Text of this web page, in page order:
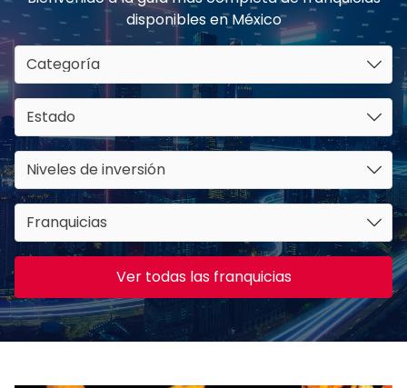
disponibles en México
Categoría
Estado
Niveles de inversión
Franquicias
Ver todas las franquicias